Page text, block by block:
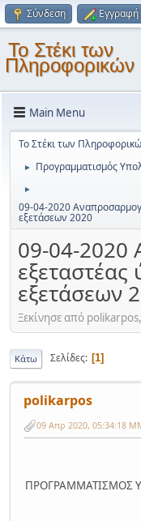
Σύνδεση Εγγραφή
Το Στέκι των
Πληροφορικών
Main Menu
Το Στέκι των
► Προγραμματισμός
►
09-04-2020
εξετάσεων 2020
09-04-2020
εξετάσεων
Ξεκίνησε από
Κάτω Σελίδες 1
polikarpos
09 Απρ 2020, 05:34:18
ΠΡΟΓΡΑΜΜΑΤΙΣΜΟΣ